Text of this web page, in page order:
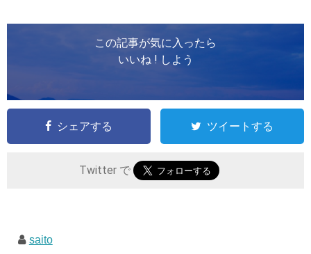
この記事が気に入ったら
いいね ! しよう
シェアする ツイートする
Twitter で
saito